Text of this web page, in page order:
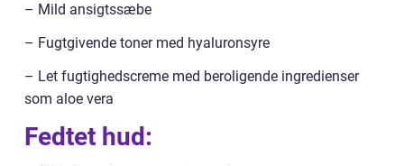
– Mild ansigtssæbe
– Fugtgivende toner med hyaluronsyre
– Let fugtighedscreme med beroligende ingredienser
som aloe vera
Fedtet hud: